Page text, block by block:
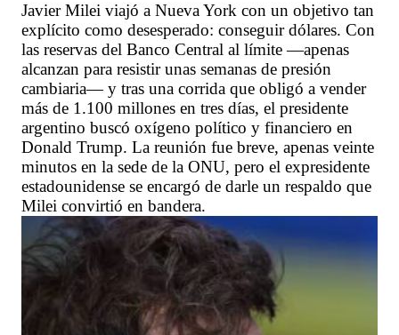
Javier Milei viajó a Nueva York con un objetivo tan
explícito como desesperado: conseguir dólares. Con
las reservas del Banco Central al límite —apenas
alcanzan para resistir unas semanas de presión
cambiaria— y tras una corrida que obligó a vender
más de 1.100 millones en tres días, el presidente
argentino buscó oxígeno político y financiero en
Donald Trump. La reunión fue breve, apenas veinte
minutos en la sede de la ONU, pero el expresidente
estadounidense se encargó de darle un respaldo que
Milei convirtió en bandera.